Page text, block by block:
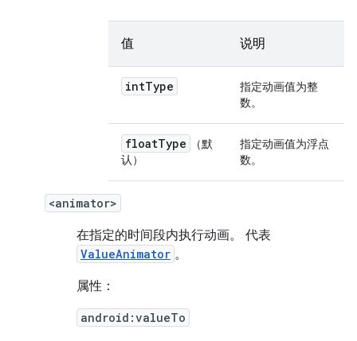
值 说明
intType
指定动画值为整
数。
floatType
（默
认）
指定动画值为浮点
数。
<animator>
在指定的时间段内执行动画。 代表
ValueAnimator 。
属性：
android:valueTo